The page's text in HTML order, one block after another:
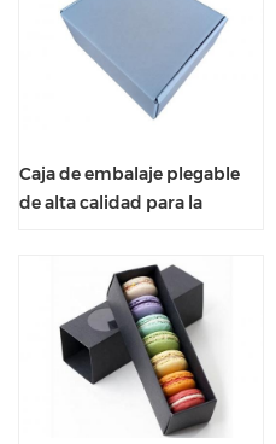
Caja de embalaje plegable
de alta calidad para la